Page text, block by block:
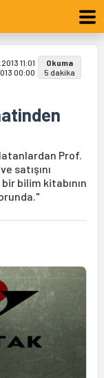
11:01
00:00
Okuma
5 dakika
Prof.
satışını
bilim kitabının